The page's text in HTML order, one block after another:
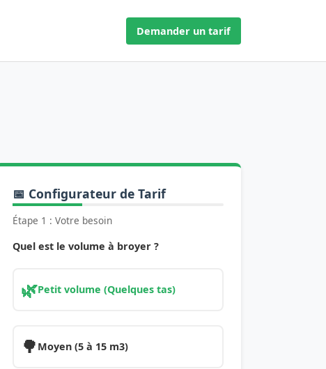
Demander un tarif
📅 Configurateur de Tarif
Étape 1 : Votre besoin
Quel est le volume à broyer ?
🌿Petit volume (Quelques tas)
🌳 Moyen (5 à 15 m3)